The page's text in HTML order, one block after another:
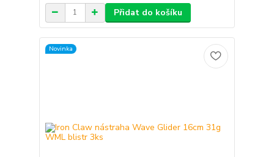
Přidat do košíku
Novinka